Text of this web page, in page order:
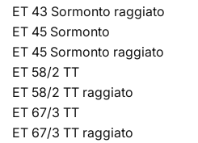
ET 43 Sormonto raggiato
ET 45 Sormonto
ET 45 Sormonto raggiato
ET 58/2 TT
ET 58/2 TT raggiato
ET 67/3 TT
ET 67/3 TT raggiato